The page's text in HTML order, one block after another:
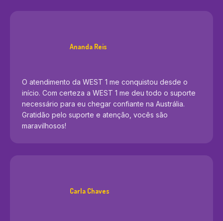
Ananda Reis
O atendimento da WEST 1 me conquistou desde o
início. Com certeza a WEST 1 me deu todo o suporte
necessário para eu chegar confiante na Austrália.
Gratidão pelo suporte e atenção, vocês são
maravilhosos!
Carla Chaves